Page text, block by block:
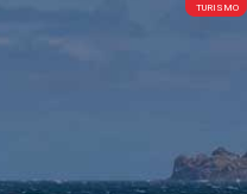
TURISMO